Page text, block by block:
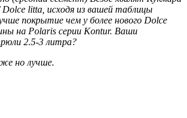
/ Dolce litta, исходя из вашей таблицы
покрытие чем у более нового Dolce
на Polaris серии Kontur. Ваши
2.5-3 литра?
но лучше.